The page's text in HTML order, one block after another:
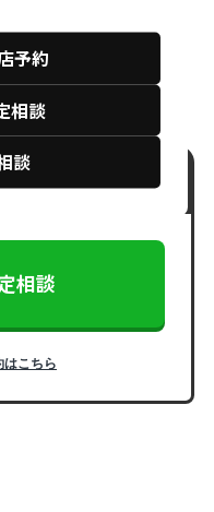
誘は一切なし！
相談
はこちら
予約
相談
談